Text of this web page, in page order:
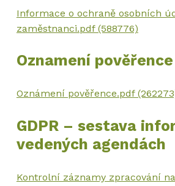
Informace o ochraně osobních
zaměstnanci.pdf (588776)
Oznamení pověřence
Oznámení pověřence.pdf
GDPR – sestava
vedených agendách
Kontrolní záznamy zpracování